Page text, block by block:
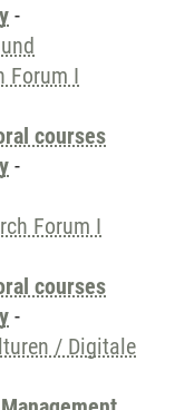
-
Forum I
courses
-
Forum I
courses
-
/ Digitale